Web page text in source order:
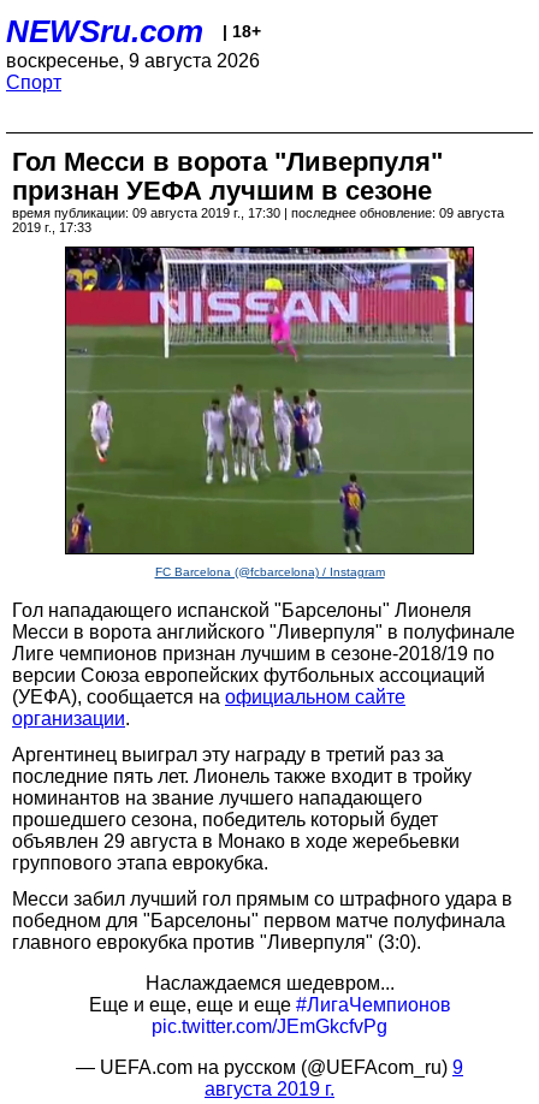
NEWSru.com | 18+
воскресенье, 9 августа 2026
Спорт
Гол Месси в ворота "Ливерпуля"
признан УЕФА лучшим в сезоне
время публикации: 09 августа 2019 г., 17:30 | последнее обновление: 09 августа
2019 г., 17:33
FC Barcelona (@fcbarcelona) / Instagram
Гол нападающего испанской "Барселоны" Лионеля
Месси в ворота английского "Ливерпуля" в полуфинале
Лиге чемпионов признан лучшим в сезоне-2018/19 по
версии Союза европейских футбольных ассоциаций
(УЕФА), сообщается на официальном сайте
организации.
Аргентинец выиграл эту награду в третий раз за
последние пять лет. Лионель также входит в тройку
номинантов на звание лучшего нападающего
прошедшего сезона, победитель который будет
объявлен 29 августа в Монако в ходе жеребьевки
группового этапа еврокубка.
Месси забил лучший гол прямым со штрафного удара в
победном для "Барселоны" первом матче полуфинала
главного еврокубка против "Ливерпуля" (3:0).
Наслаждаемся шедевром...
Еще и еще, еще и еще #ЛигаЧемпионов
pic.twitter.com/JEmGkcfvPg
— UEFA.com на русском (@UEFAcom_ru) 9
августа 2019 г.